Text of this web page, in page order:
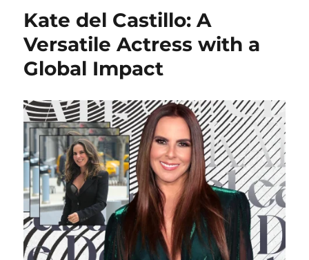
Kate del Castillo: A
Versatile Actress with a
Global Impact